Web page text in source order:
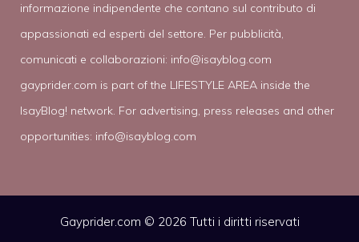
informazione indipendente che contano sul contributo di
appassionati ed esperti del settore. Per pubblicità,
comunicati e collaborazioni: info@isayblog.com
gayprider.com is part of the LIFESTYLE AREA inside the
IsayBlog! network. For advertising, press releases and other
opportunities: info@isayblog.com
Gayprider.com © 2026 Tutti i diritti riservati